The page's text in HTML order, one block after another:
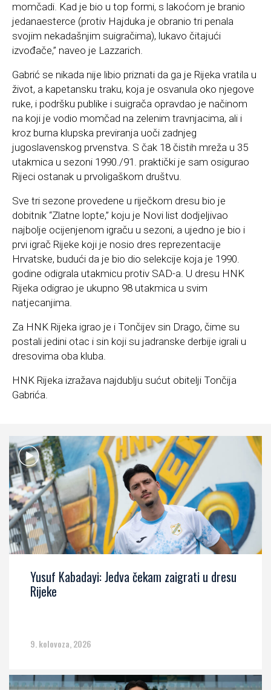
momčadi. Kad je bio u top formi, s lakoćom je branio
jedanaesterce (protiv Hajduka je obranio tri penala
svojim nekadašnjim suigračima), lukavo čitajući
izvođače,” naveo je Lazzarich.
Gabrić se nikada nije libio priznati da ga je Rijeka vratila u
život, a kapetansku traku, koja je osvanula oko njegove
ruke, i podršku publike i suigrača opravdao je načinom
na koji je vodio momčad na zelenim travnjacima, ali i
kroz burna klupska previranja uoči zadnjeg
jugoslavenskog prvenstva. S čak 18 čistih mreža u 35
utakmica u sezoni 1990./91. praktički je sam osigurao
Rijeci ostanak u prvoligaškom društvu.
Sve tri sezone provedene u riječkom dresu bio je
dobitnik “Zlatne lopte,” koju je Novi list dodjeljivao
najbolje ocijenjenom igraču u sezoni, a ujedno je bio i
prvi igrač Rijeke koji je nosio dres reprezentacije
Hrvatske, budući da je bio dio selekcije koja je 1990.
godine odigrala utakmicu protiv SAD-a. U dresu HNK
Rijeka odigrao je ukupno 98 utakmica u svim
natjecanjima.
Za HNK Rijeka igrao je i Tončijev sin Drago, čime su
postali jedini otac i sin koji su jadranske derbije igrali u
dresovima oba kluba.
HNK Rijeka izražava najdublju sućut obitelji Tončija
Gabrića.
Yusuf Kabadayi: Jedva čekam zaigrati u dresu
Rijeke
9. kolovoza, 2026